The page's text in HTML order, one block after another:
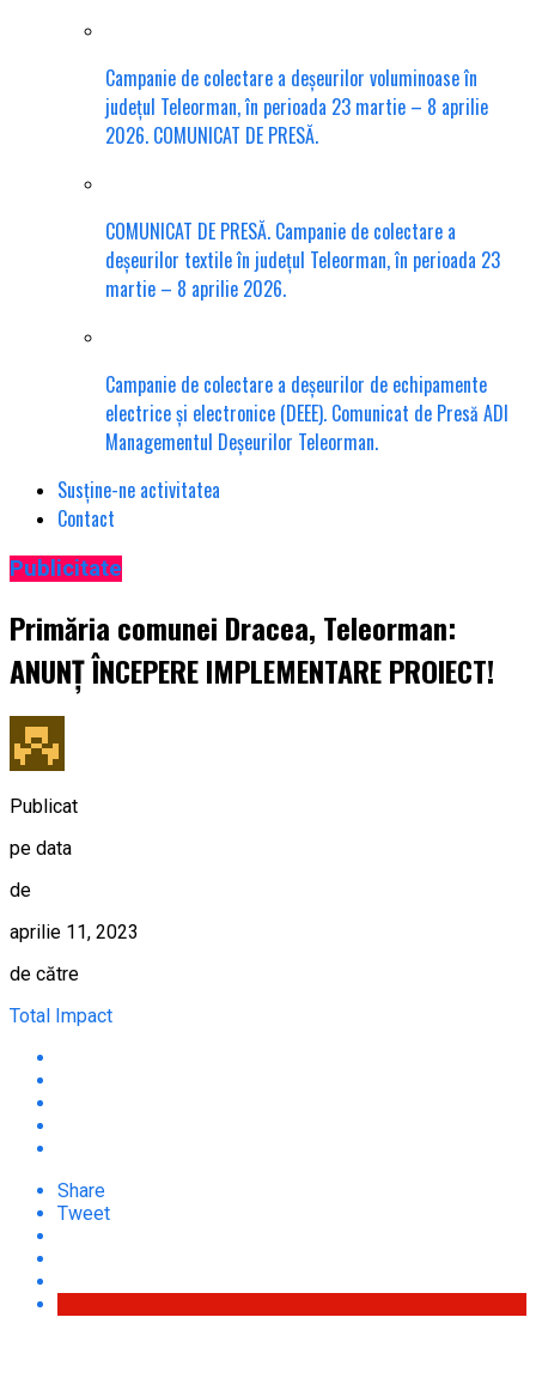
Campanie de colectare a deșeurilor voluminoase în
județul Teleorman, în perioada 23 martie – 8 aprilie
2026. COMUNICAT DE PRESĂ.
COMUNICAT DE PRESĂ. Campanie de colectare a
deșeurilor textile în județul Teleorman, în perioada 23
martie – 8 aprilie 2026.
Campanie de colectare a deșeurilor de echipamente
electrice și electronice (DEEE). Comunicat de Presă ADI
Managementul Deșeurilor Teleorman.
Susține-ne activitatea
Contact
Publicitate
Primăria comunei Dracea, Teleorman:
ANUNŢ ÎNCEPERE IMPLEMENTARE PROIECT!
Publicat
pe data
de
aprilie 11, 2023
de către
Total Impact
Share
Tweet